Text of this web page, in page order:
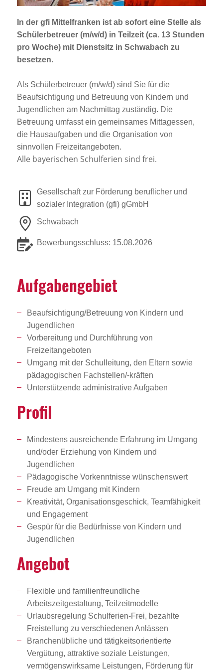
Jobportal
Presse und Medien
bbw e. V.
Karriere
Presse
News Archiv
In der gfi Mittelfranken ist ab soforteine Stelle als
Schülerbetreuer (m/w/d)in Teilzeit (ca. 13 Stunden
pro Woche) mit Dienstsitz in Schwabach zu
besetzen.
Als Schülerbetreuer (m/w/d) sind Sie für die
Beaufsichtigung und Betreuung von Kindern und
Jugendlichen am Nachmittag zuständig. Die
Betreuung umfasst ein gemeinsames Mittagessen,
die Hausaufgaben und die Organisation von
sinnvollen Freizeitangeboten.
Alle bayerischen Schulferien sind frei.
Gesellschaft zur Förderung beruflicher und
sozialer Integration (gfi) gGmbH
Schwabach
Bewerbungsschluss: 15.08.2026
Aufga­ben­ge­biet
Beaufsichtigung/Betreuung von Kindern und
Jugendlichen
Vorbereitung und Durchführung von
Freizeitangeboten
Umgang mit der Schulleitung, den Eltern sowie
pädagogischen Fachstellen/-kräften
Unterstützende administrative Aufgaben
Profil
Mindestens ausreichende Erfahrung im Umgang
und/oder Erziehung von Kindern und
Jugendlichen
Pädagogische Vorkenntnisse wünschenswert
Freude am Umgang mit Kindern
Kreativität, Organisationsgeschick, Teamfähigkeit
und Engagement
Gespür für die Bedürfnisse von Kindern und
Jugendlichen
Angebot
Flexible und familienfreundliche
Arbeitszeitgestaltung, Teilzeitmodelle
Urlaubsregelung Schulferien-Frei, bezahlte
Freistellung zu verschiedenen Anlässen
Branchenübliche und tätigkeitsorientierte
Vergütung, attraktive soziale Leistungen,
vermögenswirksame Leistungen, Förderung für